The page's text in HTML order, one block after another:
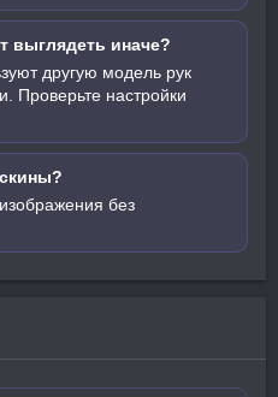
выглядеть иначе?
другую модель рук
Проверьте настройки
без